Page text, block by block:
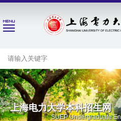
上海电力大学本科招生网
SUEP Undergraduate